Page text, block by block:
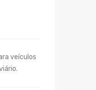
veículos